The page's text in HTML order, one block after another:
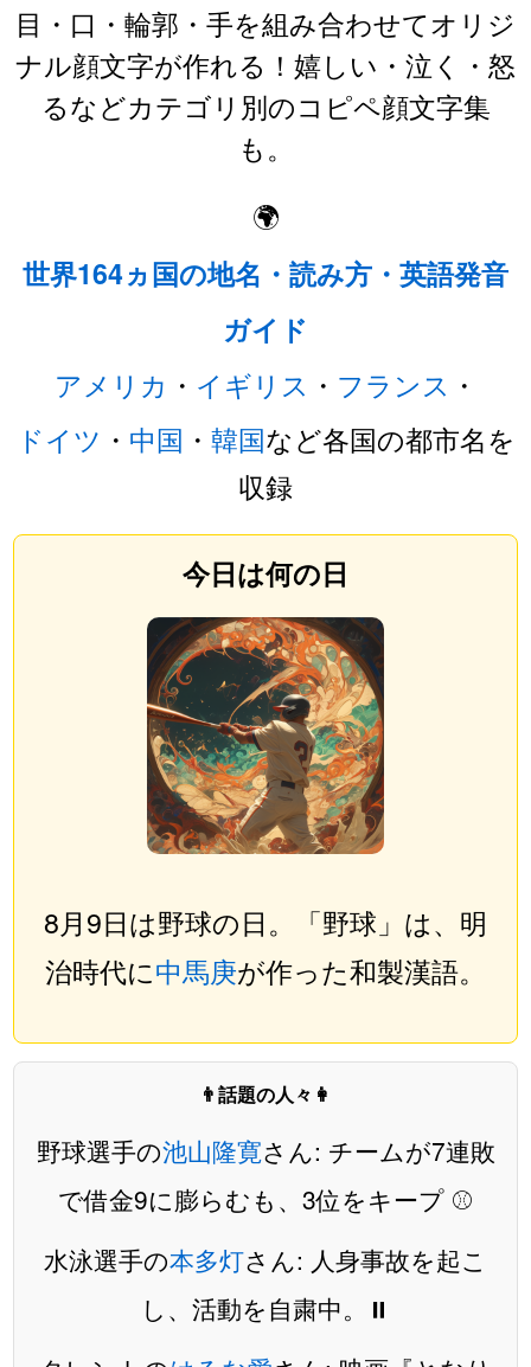
目・口・輪郭・手を組み合わせてオリジ
ナル顔文字が作れる！嬉しい・泣く・怒
るなどカテゴリ別のコピペ顔文字集
も。
🌍
世界164ヵ国の地名・読み方・英語発音
ガイド
アメリカ ・ イギリス ・ フランス ・
ドイツ ・ 中国 ・ 韓国など各国の都市名を
収録
今日は何の日
8月9日は野球の日。「野球」は、明
治時代に中馬庚が作った和製漢語。
👨話題の人々👩
野球選手の池山隆寛さん: チームが7連敗
で借金9に膨らむも、3位をキープ ⚾️
水泳選手の本多灯さん: 人身事故を起こ
し、活動を自粛中。⏸️